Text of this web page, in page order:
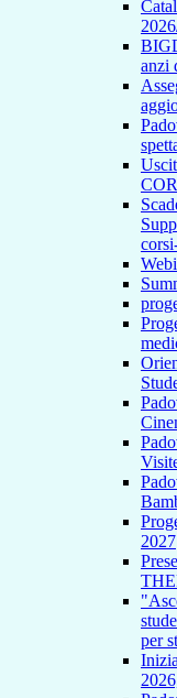
anzi
2027
per